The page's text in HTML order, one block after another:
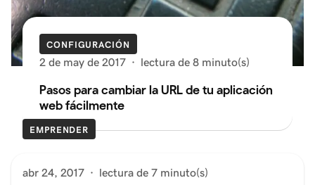
CONFIGURACIÓN
2 de may de 2017 · lectura de 8 minuto(s)
Pasos para cambiar la URL de tu aplicación
web fácilmente
EMPRENDER
abr 24, 2017 · lectura de 7 minuto(s)